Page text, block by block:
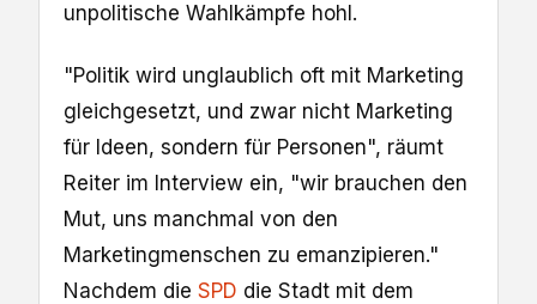
unpolitische Wahlkämpfe hohl.
"Politik wird unglaublich oft mit Marketing
gleichgesetzt, und zwar nicht Marketing
für Ideen, sondern für Personen", räumt
Reiter im Interview ein, "wir brauchen den
Mut, uns manchmal von den
Marketingmenschen zu emanzipieren."
Nachdem die SPD die Stadt mit dem